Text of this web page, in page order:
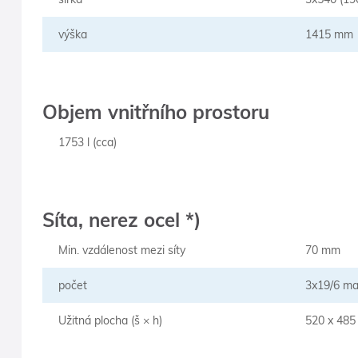
výška 1415 mm
Objem vnitřního prostoru
1753 l (cca)
Síta, nerez ocel *)
Min. vzdálenost mezi síty 70 mm
počet 3x19/6
Užitná plocha (š × h) 520 x